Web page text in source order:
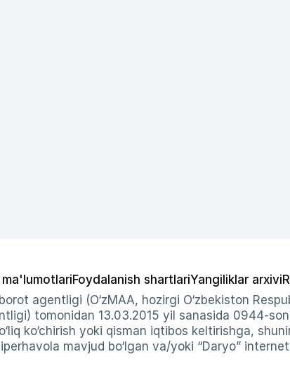
Foydalanish shartlariYangiliklar arxivi
agentligi (O‘zMAA, hozirgi O‘zbekiston
tomonidan 13.03.2015 yil sanasida 0944-
ko‘chirish yoki qisman iqtibos keltirishga,
mavjud bo‘lgan va/yoki “Daryo”